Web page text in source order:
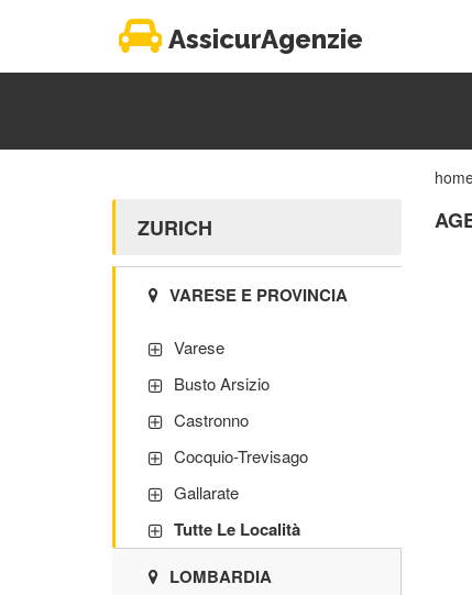
AssicurAgenzie
ZURICH
VARESE E PROVINCIA
Varese
Busto Arsizio
Castronno
Cocquio-Trevisago
Gallarate
Tutte Le Località
LOMBARDIA